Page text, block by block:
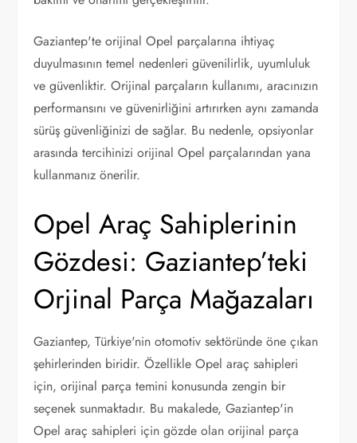
Gaziantep'te orijinal Opel parçalarına ihtiyaç
duyulmasının temel nedenleri güvenilirlik, uyumluluk
ve güvenliktir. Orijinal parçaların kullanımı, aracınızın
performansını ve güvenirliğini artırırken aynı zamanda
sürüş güvenliğinizi de sağlar. Bu nedenle, opsiyonlar
arasında tercihinizi orijinal Opel parçalarından yana
kullanmanız önerilir.
Opel Araç Sahiplerinin
Gözdesi: Gaziantep’teki
Orjinal Parça Mağazaları
Gaziantep, Türkiye'nin otomotiv sektöründe öne çıkan
şehirlerinden biridir. Özellikle Opel araç sahipleri
için, orijinal parça temini konusunda zengin bir
seçenek sunmaktadır. Bu makalede, Gaziantep'in
Opel araç sahipleri için gözde olan orijinal parça